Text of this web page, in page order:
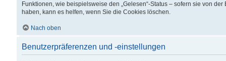
Funktionen, wie beispielsweise den „Gelesen“-Status – sofern sie von
haben, kann es helfen, wenn Sie die Cookies löschen.
Nach oben
Benutzerpräferenzen und -einstellungen